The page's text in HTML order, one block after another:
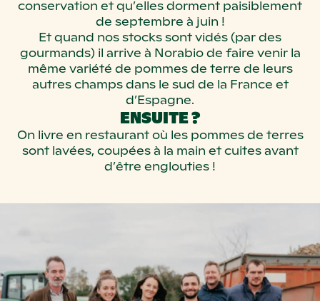
conservation et qu’elles dorment paisiblement
de septembre à juin !
Et quand nos stocks sont vidés (par des
gourmands) il arrive à Norabio de faire venir la
même variété de pommes de terre de leurs
autres champs dans le sud de la France et
d’Espagne.
ENSUITE ?
On livre en restaurant où les pommes de terres
sont lavées, coupées à la main et cuites avant
d’être englouties !